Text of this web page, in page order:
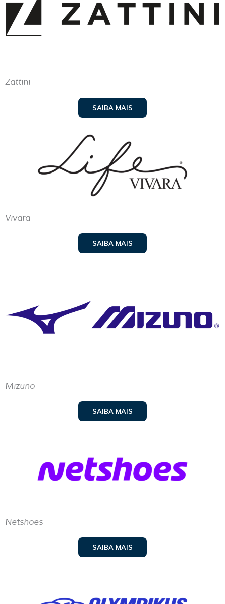
Zattini
SAIBA MAIS
Vivara
SAIBA MAIS
Mizuno
SAIBA MAIS
Netshoes
SAIBA MAIS